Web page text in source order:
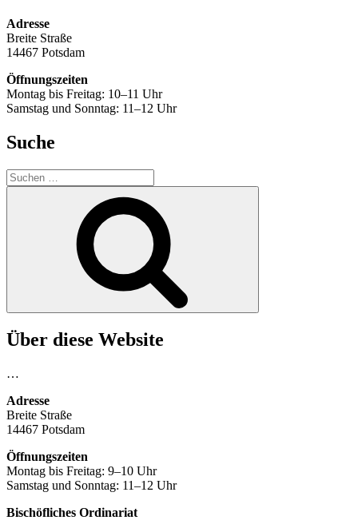
Adresse
Breite Straße
14467 Potsdam
Öffnungszeiten
Montag bis Freitag: 10–11 Uhr
Samstag und Sonntag: 11–12 Uhr
Suche
Suchen
nach:
Über diese Website
…
Adresse
Breite Straße
14467 Potsdam
Öffnungszeiten
Montag bis Freitag: 9–10 Uhr
Samstag und Sonntag: 11–12 Uhr
Bischöfliches Ordinariat